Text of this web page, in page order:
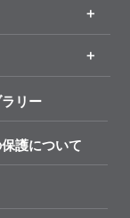
リー
護について